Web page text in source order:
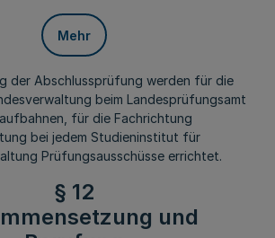
Mehr
der Abschlussprüfung werden für die
beim Landesprüfungsamt
für die Fachrichtung
bei jedem Studieninstitut für
Prüfungsausschüsse errichtet.
§ 12
und